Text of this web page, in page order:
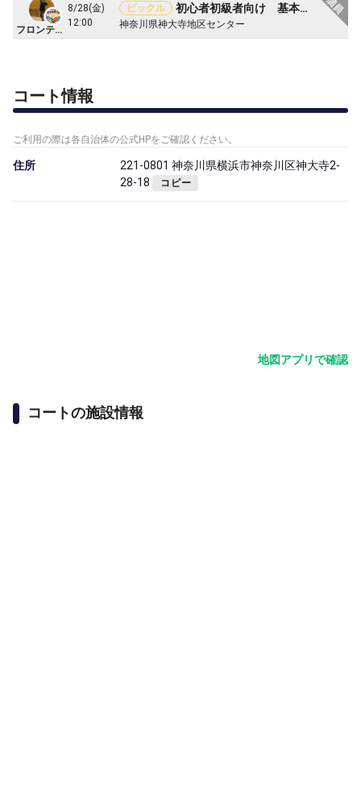
フロンティア・ピックルボール部
8/28(金)
12:00
ピックル 初心者初級者向け 基本ショット練習会 神奈川区神大寺地区センター
神奈川県神大寺地区センター
コート情報
ご利用の際は各自治体の公式HPをご確認ください。
住所
221-0801 神奈川県横浜市神奈川区神大寺2-
28-18
コピー
地図アプリで確認
コートの施設情報